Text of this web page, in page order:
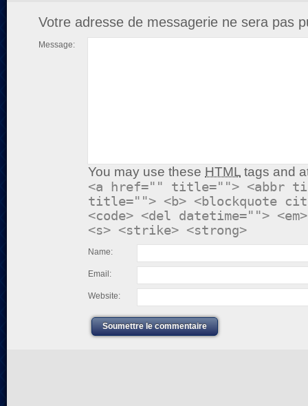
Votre adresse de messagerie ne sera pas
Message:
You may use these HTML tags and
<a href="" title=""> <abbr
title=""> <b> <blockquote
<code> <del datetime="">
<s> <strike> <strong>
Name:
Email:
Website:
Soumettre le commentaire